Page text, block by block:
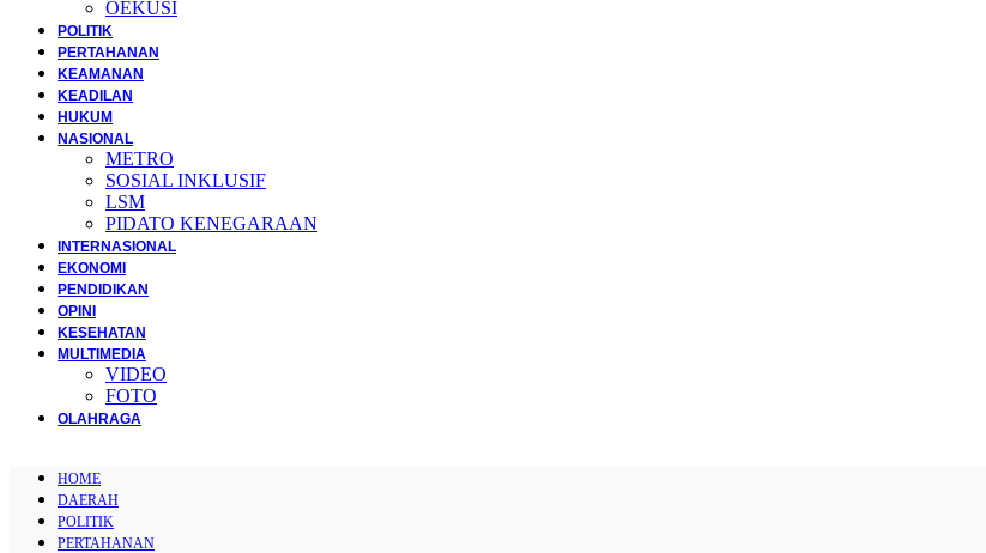
OEKUSI
POLITIK
PERTAHANAN
KEAMANAN
KEADILAN
HUKUM
NASIONAL
METRO
SOSIAL INKLUSIF
LSM
PIDATO KENEGARAAN
INTERNASIONAL
EKONOMI
PENDIDIKAN
OPINI
KESEHATAN
MULTIMEDIA
VIDEO
FOTO
OLAHRAGA
HOME
DAERAH
POLITIK
PERTAHANAN